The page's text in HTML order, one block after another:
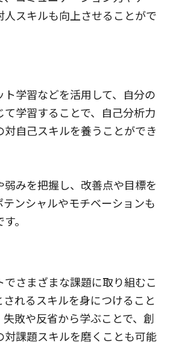
スキルも向上させることがで
学習などを活用して、自分の
学習することで、自己分析力
自己スキルを養うことができ
弱みを把握し、改善点や目標を
ンシャルやモチベーションも
。
さまざまな課題に取り組むこ
れるスキルを身につけること
敗や反省から学ぶことで、創
対課題スキルを磨くことも可能